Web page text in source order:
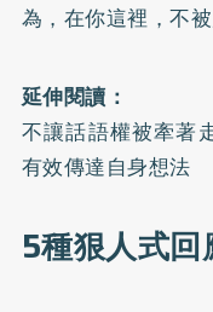
為，在你這裡，不被
延伸閱讀：
不讓話語權被牽著
有效傳達自身想法
5種狠人式回